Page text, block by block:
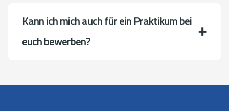
Kann ich mich auch für ein Praktikum bei
euch bewerben?